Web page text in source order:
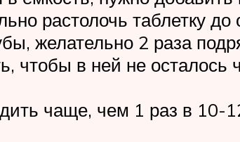
растолочь таблетку
желательно 2 раза
чтобы в ней не осталось
чаще, чем 1 раз в 10-